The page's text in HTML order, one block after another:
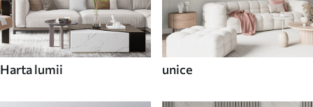
Harta lumii unice